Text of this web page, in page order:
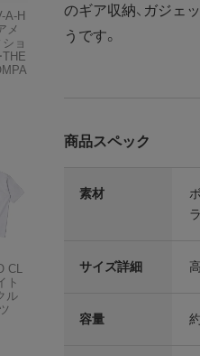
のギア収納、ガジェ
うです。
商品スペック
素材
サイズ詳細
容量
A-H
メ
ョ
CL
ト
ル